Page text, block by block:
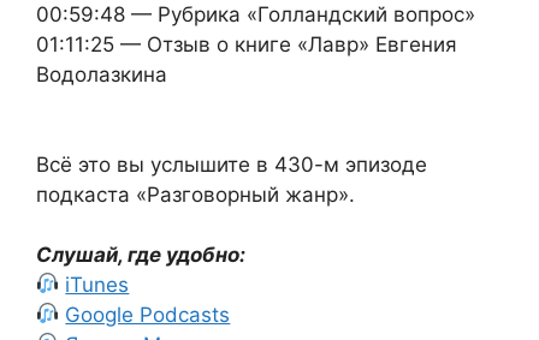
00:59:48 — Рубрика «Голландский вопрос»
01:11:25 — Отзыв о книге «Лавр» Евгения
Водолазкина
Всё это вы услышите в 430-м эпизоде
подкаста «Разговорный жанр».
Слушай, где удобно:
iTunes
Google Podcasts